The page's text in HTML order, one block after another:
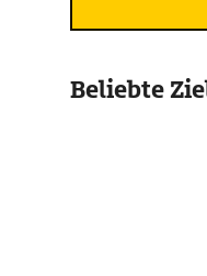
Beliebte